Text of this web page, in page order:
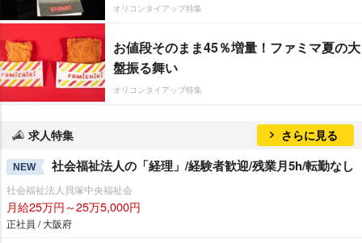
オリコンタイアップ特集
お値段そのまま45％増量！ファミマ夏の大
盤振る舞い
オリコンタイアップ特集
求人特集 さらに見る
NEW 社会福祉法人の「経理」/経験者歓迎/残業月5h/転勤なし
社会福祉法人貝塚中央福祉会
月給25万円～25万5,000円
正社員 / 大阪府